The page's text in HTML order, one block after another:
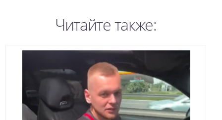
Читайте также: